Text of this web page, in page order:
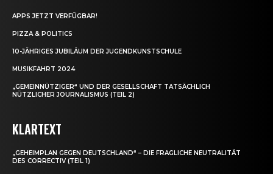
APPS JETZT VERFÜGBAR!
PIZZA & POLITICS
10-JÄHRIGES JUBILÄUM DER JUGENDKUNSTSCHULE
MUSIKFAHRT 2024
„GEMEINNÜTZIGER“ UND DER GESELLSCHAFT TATSÄCHLICH
NÜTZLICHER JOURNALISMUS (TEIL 2)
KLARTEXT
„GEHEIMPLAN GEGEN DEUTSCHLAND“ – DIE FRAGLICHE NEUTRALITÄT
DES CORRECTIV (TEIL 1)